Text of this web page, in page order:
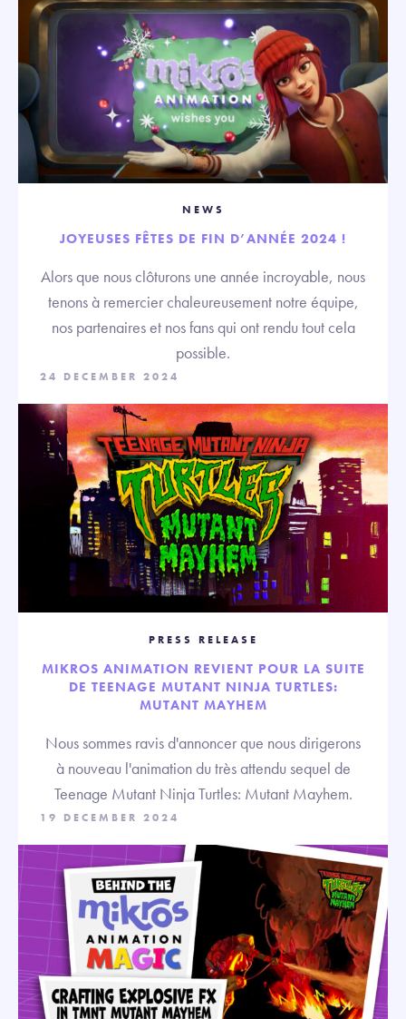
NEWS
JOYEUSES FÊTES DE FIN D’ANNÉE 2024 !
Alors que nous clôturons une année incroyable, nous
tenons à remercier chaleureusement notre équipe,
nos partenaires et nos fans qui ont rendu tout cela
possible.
24 DECEMBER 2024
PRESS RELEASE
MIKROS ANIMATION REVIENT POUR LA SUITE
DE TEENAGE MUTANT NINJA TURTLES:
MUTANT MAYHEM
Nous sommes ravis d'annoncer que nous dirigerons
à nouveau l'animation du très attendu sequel de
Teenage Mutant Ninja Turtles: Mutant Mayhem.
19 DECEMBER 2024